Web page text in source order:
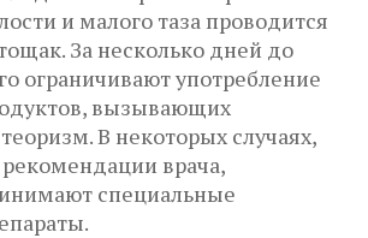
и малого таза проводится
За несколько дней до
ограничивают употребление
вызывающих
В некоторых случаях,
врача,
специальные